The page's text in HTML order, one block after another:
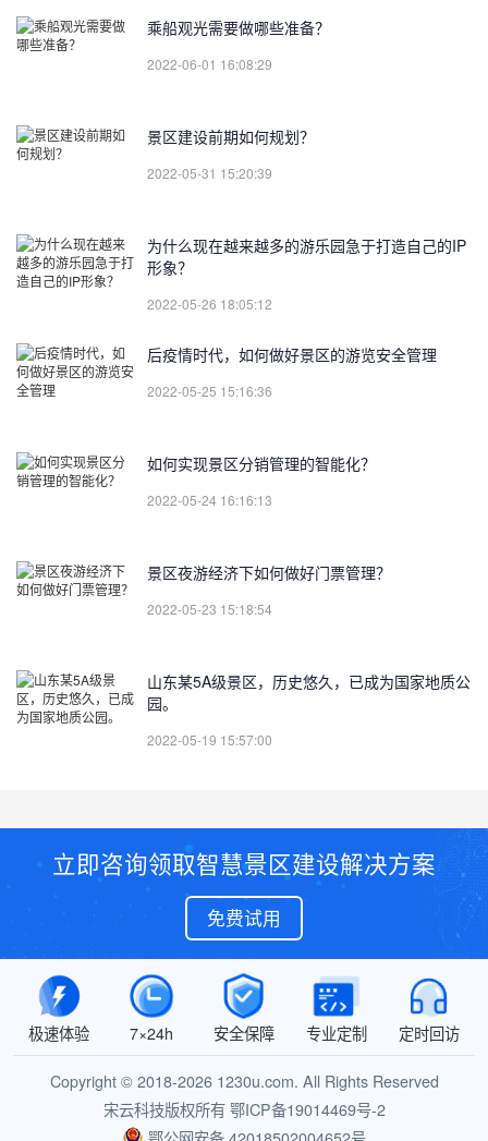
乘船观光需要做哪些准备？
2022-06-01 16:08:29
景区建设前期如何规划？
2022-05-31 15:20:39
为什么现在越来越多的游乐园急于打造自己的IP
形象？
2022-05-26 18:05:12
后疫情时代，如何做好景区的游览安全管理
2022-05-25 15:16:36
如何实现景区分销管理的智能化？
2022-05-24 16:16:13
景区夜游经济下如何做好门票管理？
2022-05-23 15:18:54
山东某5A级景区，历史悠久，已成为国家地质公
园。
2022-05-19 15:57:00
立即咨询领取智慧景区建设解决方案
免费试用
极速体验 7×24h 安全保障 专业定制 定时回访
Copyright © 2018-2026 1230u.com. All Rights Reserved
宋云科技版权所有 鄂ICP备19014469号-2